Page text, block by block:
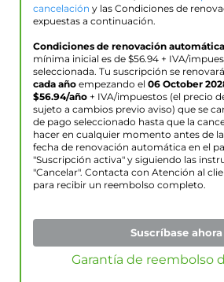
cancelación y las Condiciones de
expuestas a continuación.
Condiciones de renovación automática
mínima inicial es de $56.94 + IVA/
seleccionada. Tu suscripción se
cada año empezando el 06 October
$56.94/año + IVA/impuestos (el precio
sujeto a cambios previo aviso) que se
de pago seleccionado hasta que la
hacer en cualquier momento antes de
fecha de renovación automática en el
"Suscripción activa" y siguiendo las
"Cancelar". Contacta con Atención al
para recibir un reembolso completo.
Suscríbase ahora
Garantía de reembolso